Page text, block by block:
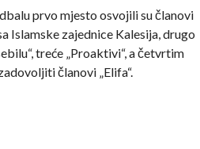
prvo mjesto osvojili su članovi
Islamske zajednice Kalesija, drugo
treće „Proaktivi“, a četvrtim
članovi „Elifa“.